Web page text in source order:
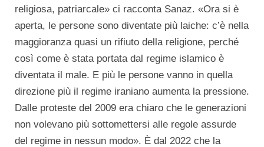
religiosa, patriarcale» ci racconta Sanaz. «Ora si è
aperta, le persone sono diventate più laiche: c’è nella
maggioranza quasi un rifiuto della religione, perché
così come è stata portata dal regime islamico è
diventata il male. E più le persone vanno in quella
direzione più il regime iraniano aumenta la pressione.
Dalle proteste del 2009 era chiaro che le generazioni
non volevano più sottomettersi alle regole assurde
del regime in nessun modo». È dal 2022 che la